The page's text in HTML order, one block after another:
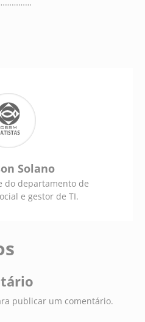
do departamento de
e gestor de TI.
Solano
publicar um comentário.